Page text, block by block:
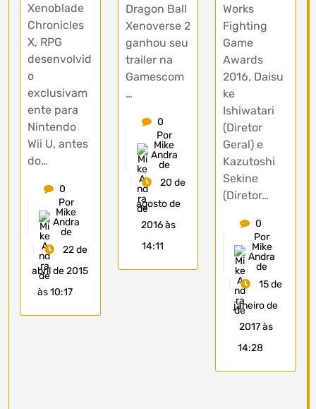
Xenoblade
Chronicles
X, RPG
desenvolvid
o
exclusivam
ente para
Nintendo
Wii U, antes
do…
0
Por
Mike
Andra
de
22 de
abril de 2015
às 10:17
Dragon Ball
Xenoverse 2
ganhou seu
trailer na
Gamescom
…
0
Por
Mike
Andra
de
20 de
agosto de
2016 às
14:11
Works
Fighting
Game
Awards
2016, Daisu
ke
Ishiwatari
(Diretor
Geral) e
Kazutoshi
Sekine
(Diretor…
0
Por
Mike
Andra
de
15 de
janeiro de
2017 às
14:28